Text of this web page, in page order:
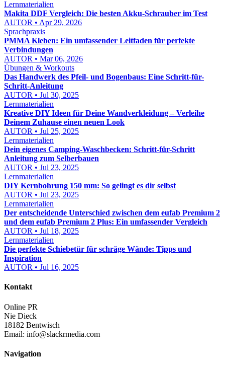
Lernmaterialien
Makita DDF Vergleich: Die besten Akku-Schrauber im Test
AUTOR • Apr 29, 2026
Sprachpraxis
PMMA Kleben: Ein umfassender Leitfaden für perfekte
Verbindungen
AUTOR • Mar 06, 2026
Übungen & Workouts
Das Handwerk des Pfeil- und Bogenbaus: Eine Schritt-für-
Schritt-Anleitung
AUTOR • Jul 30, 2025
Lernmaterialien
Kreative DIY Ideen für Deine Wandverkleidung – Verleihe
Deinem Zuhause einen neuen Look
AUTOR • Jul 25, 2025
Lernmaterialien
Dein eigenes Camping-Waschbecken: Schritt-für-Schritt
Anleitung zum Selberbauen
AUTOR • Jul 23, 2025
Lernmaterialien
DIY Kernbohrung 150 mm: So gelingt es dir selbst
AUTOR • Jul 23, 2025
Lernmaterialien
Der entscheidende Unterschied zwischen dem eufab Premium 2
und dem eufab Premium 2 Plus: Ein umfassender Vergleich
AUTOR • Jul 18, 2025
Lernmaterialien
Die perfekte Schiebetür für schräge Wände: Tipps und
Inspiration
AUTOR • Jul 16, 2025
Kontakt
Online PR
Nie Dieck
18182 Bentwisch
Email: info@slackrmedia.com
Navigation